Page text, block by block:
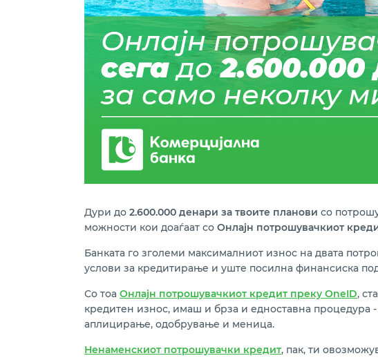
Дури до 2.600.000 денари за твоите планови со
можности кои доаѓаат со Онлајн потрошувачкиот
Банката го зголеми максималниот износ на двата
услови за кредитирање и уште посилна финансиска
Со тоа Онлајн потрошувачкиот кредит преку OneID,
кредитен износ, имаш и брза и едноставна
аплицирање, одобрување и меница.
Ненаменскиот потрошувачки кредит, пак, ти